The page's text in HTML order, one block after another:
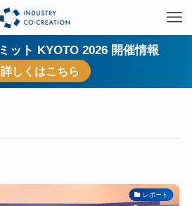
ット KYOTO 2026 開催情報
詳しくはこちら
レポート